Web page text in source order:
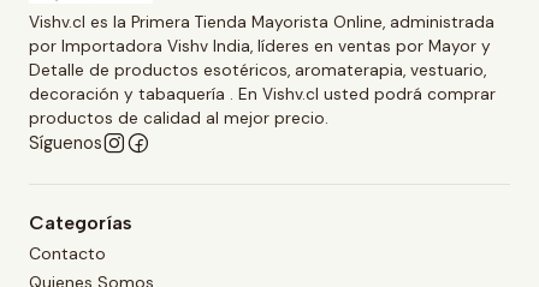
Vishv.cl es la Primera Tienda Mayorista Online, administrada
por Importadora Vishv India, líderes en ventas por Mayor y
Detalle de productos esotéricos, aromaterapia, vestuario,
decoración y tabaquería . En Vishv.cl usted podrá comprar
productos de calidad al mejor precio.
Síguenos
Categorías
Contacto
Quienes Somos